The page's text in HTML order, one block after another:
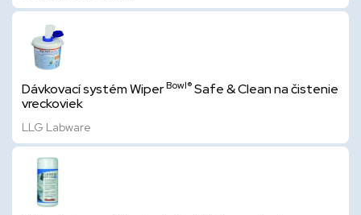
Dávkovací systém WiperBowl®Safe & Clean na čistenie
vreckoviek
LLG Labware